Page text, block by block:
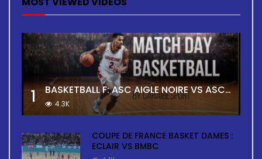
1 BASKETBALL F: ASC AIGLE NOIRE VS ASC TOUR
4.3K
COUPE DE FRANCE BASKET DAMES :
ECLAIR VS BMBC